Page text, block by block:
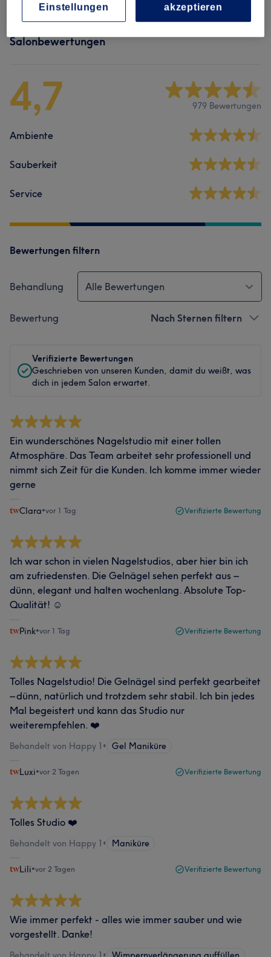
Salonbewertungen
4,7 979 Bewertungen
Ambiente
Sauberkeit
Service
Bewertungen filtern
Behandlung Alle Bewertungen
Bewertung Nach Sternen filtern
Verifizierte Bewertungen
Geschrieben von unseren Kunden, damit du weißt, was
dich in jedem Salon erwartet.
Ein wunderschönes Nagelstudio mit einer tollen
Atmosphäre. Das Team arbeitet sehr professionell und
nimmt sich Zeit für die Kunden. Ich komme immer wieder
gerne
Clara•vor 1 Tag Verifizierte Bewertung
Ich war schon in vielen Nagelstudios, aber hier bin ich
am zufriedensten. Die Gelnägel sehen perfekt aus –
dünn, elegant und halten wochenlang. Absolute Top-
Qualität! ☺️
Pink•vor 1 Tag Verifizierte Bewertung
Tolles Nagelstudio! Die Gelnägel sind perfekt gearbeitet
– dünn, natürlich und trotzdem sehr stabil. Ich bin jedes
Mal begeistert und kann das Studio nur
weiterempfehlen. ❤️
Behandelt von Happy 1 • Gel Maniküre
Luxi•vor 2 Tagen Verifizierte Bewertung
Tolles Studio ❤️
Behandelt von Happy 1 • Maniküre
Lili•vor 2 Tagen Verifizierte Bewertung
Wie immer perfekt - alles wie immer sauber und wie
vorgestellt. Danke!
Einstellungen
akzeptieren